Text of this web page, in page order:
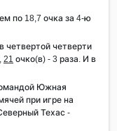
по 18,7 очка за 4-ю
четвертой четверти
21 очко(в) - 3 раза. И в
Южная
при игре на
Техас -